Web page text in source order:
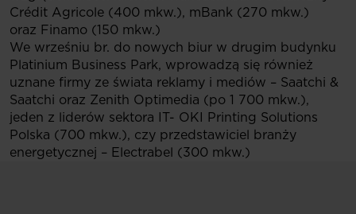
Crédit Agricole (400 mkw.), mBank (270 mkw.)
oraz Finamo (150 mkw.)
We wrześniu br. do nowych biur w drugim budynku
Platinium Business Park, wprowadzą się również
uznane firmy ze świata reklamy i mediów – Saatchi &
Saatchi oraz Zenith Optimedia (po 1 700 mkw.),
jeden z liderów sektora IT- OKI Printing Solutions
Polska (700 mkw.), czy przedstawiciel branży
energetycznej – Electrabel (300 mkw.)